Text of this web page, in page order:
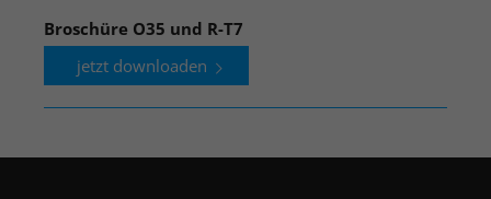
Broschüre O35 und R-T7
jetzt downloaden